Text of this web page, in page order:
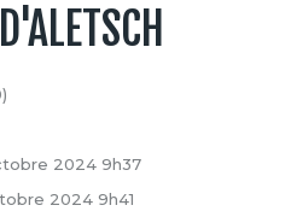
2024 9h37
2024 9h41